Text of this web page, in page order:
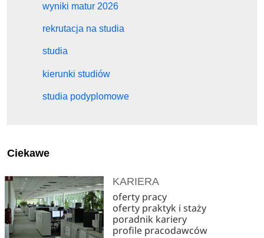
wyniki matur 2026
rekrutacja na studia
studia
kierunki studiów
studia podyplomowe
Ciekawe
KARIERA
oferty pracy
oferty praktyk i staży
poradnik kariery
profile pracodawców